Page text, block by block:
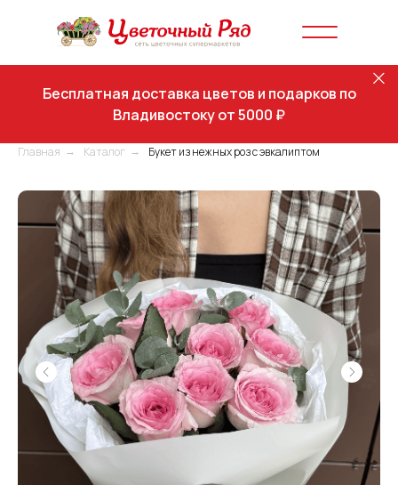
Бесплатная доставка цветов и подарков по
Владивостоку от 5000 ₽
Главная → Каталог → Букет из нежных роз с эвкалиптом